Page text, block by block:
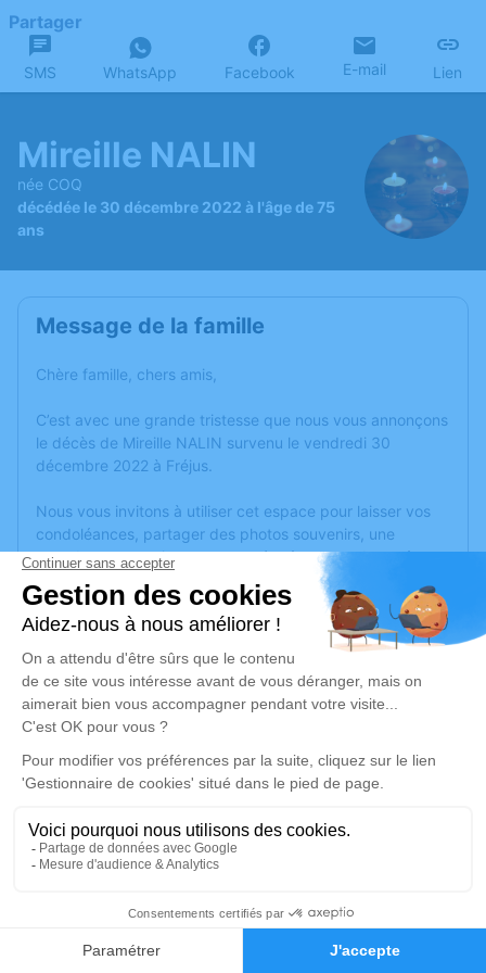
Faire-part Hommages
Partager
SMS WhatsApp Facebook E-mail Lien
Mireille NALIN
née COQ
décédée le 30 décembre 2022 à l'âge de 75
ans
Message de la famille
Chère famille, chers amis,
C’est avec une grande tristesse que nous vous annonçons
le décès de Mireille NALIN survenu le vendredi 30
décembre 2022 à Fréjus.
Nous vous invitons à utiliser cet espace pour laisser vos
condoléances, partager des photos souvenirs, une
anecdote ou exprimer vos pensées à travers des poèmes
ou des textes. Cet endroit est un lieu d'expression dédié à
honorer la mémoire de Mireille NALIN.
Un service de plantation d’arbre hommage estdisponible
vendredi 06 janvier 2023 à 11h00
Crématorium de Vidauban
139 Boulevard des Pins Parasols